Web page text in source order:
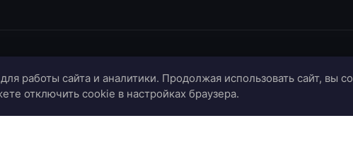
Toyota
О компании
Портфолио
Страхование
работы сайта и аналитики. Продолжая использовать сайт, вы
отключить cookie в настройках браузера.